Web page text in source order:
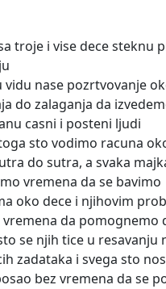
troje i vise dece steknu
vidu nase pozrtvovanje
do zalaganja da
casni i posteni ljudi
sto vodimo racuna
do sutra, a svaka
vremena da se bavimo
oko dece i njihovim
da pomognemo
se njih tice u resavanju
zadataka i svega sto
bez vremena da se